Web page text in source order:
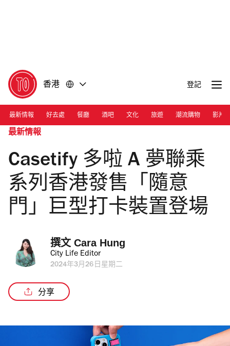
香港 登記
最新情報 好去處 餐廳 酒吧 文化 旅遊 潮流購物 影片
最新情報
Casetify 多啦 A 夢聯乘
系列香港發售「隨意
門」巨型打卡裝置登場
撰文 Cara Hung
City Life Editor
2024年3月26日星期二
分享